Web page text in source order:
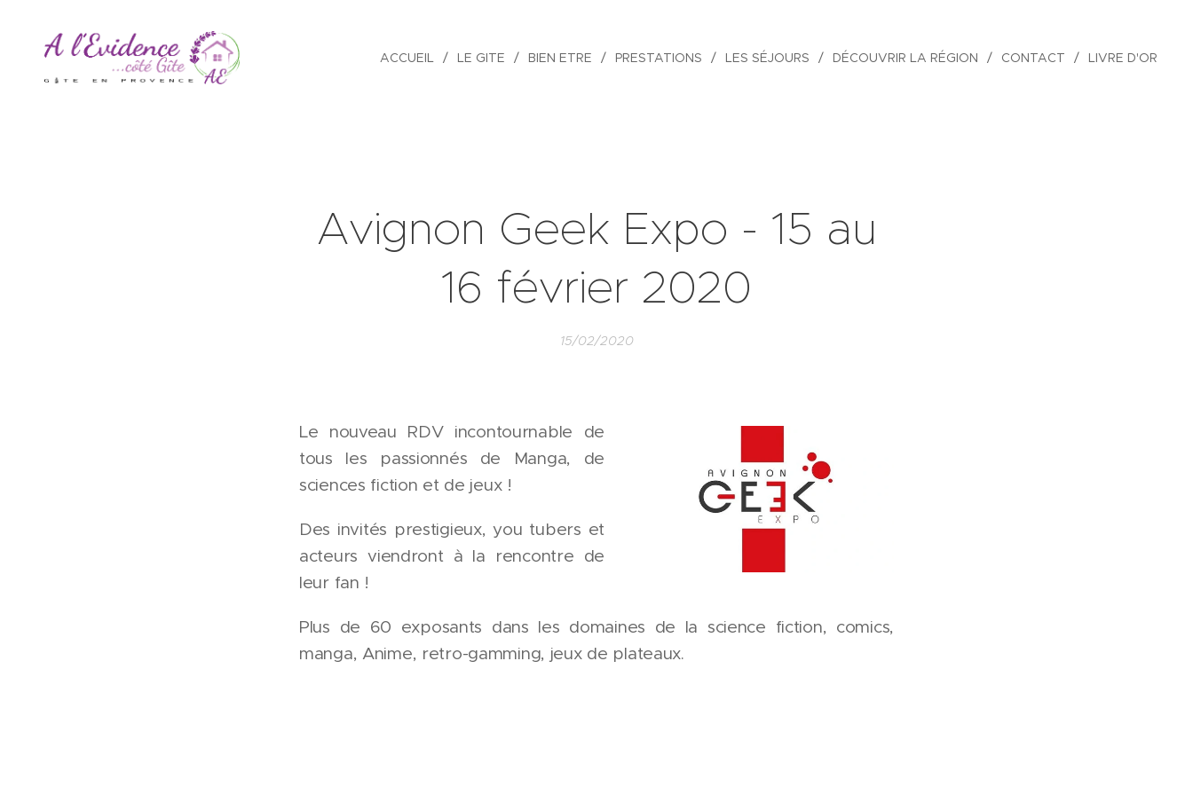
ACCUEIL LE GITE BIEN ETRE PRESTATIONS LES SÉJOURS DÉCOUVRIR LA RÉGION CONTACT LIVRE D'OR
Avignon Geek Expo - 15 au
16 février 2020
15/02/2020
Le nouveau RDV incontournable de
tous les passionnés de Manga, de
sciences fiction et de jeux !
Des invités prestigieux, you tubers et
acteurs viendront à la rencontre de
leur fan !
Plus de 60 exposants dans les domaines de la science fiction, comics,
manga, Anime, retro-gamming, jeux de plateaux.